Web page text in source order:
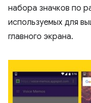
набора значков по
используемых для
главного экрана.